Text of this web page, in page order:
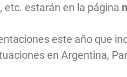
etc. estarán en la página
este año que
en Argentina,